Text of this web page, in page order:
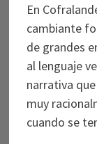
En
cambiante
de grandes
al lenguaje
narrativa
muy
cuando se